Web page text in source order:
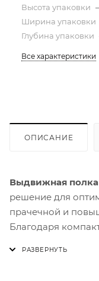
Высота упаковки
Ширина упаковки
Глубина упаковки
Все характеристики
ОПИСАНИЕ
Выдвижная полка
решение для
прачечной и
Благодаря